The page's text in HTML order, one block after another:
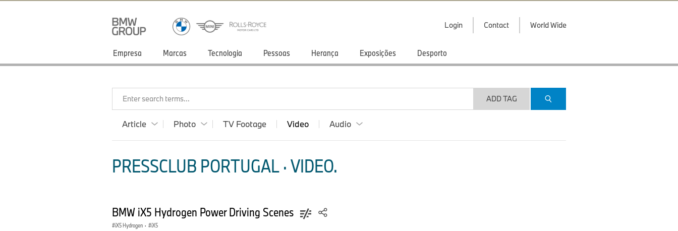
Login Contact World Wide
Empresa Marcas Tecnologia Pessoas Herança Exposições Desporto
Enter search terms... ADD TAG
Article Photo TV Footage Video Audio
PRESSCLUB PORTUGAL · VIDEO.
BMW iX5 Hydrogen Power Driving Scenes
iX5 Hydrogen · iX5